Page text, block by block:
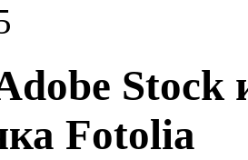
Fotolia